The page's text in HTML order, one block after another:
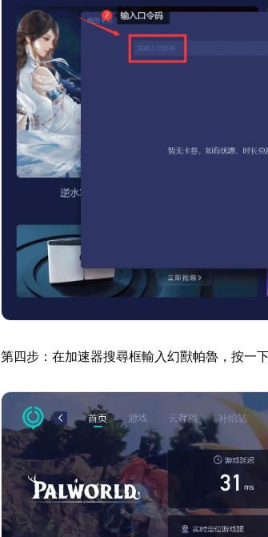
第四步：在加速器搜尋框輸入幻獸帕魯，按一